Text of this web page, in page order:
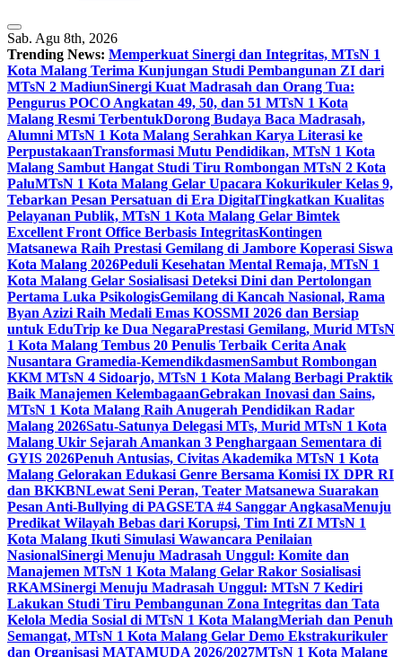
Sab. Agu 8th, 2026
Trending News: Memperkuat Sinergi dan Integritas, MTsN 1
Kota Malang Terima Kunjungan Studi Pembangunan ZI dari
MTsN 2 MadiunSinergi Kuat Madrasah dan Orang Tua:
Pengurus POCO Angkatan 49, 50, dan 51 MTsN 1 Kota
Malang Resmi TerbentukDorong Budaya Baca Madrasah,
Alumni MTsN 1 Kota Malang Serahkan Karya Literasi ke
PerpustakaanTransformasi Mutu Pendidikan, MTsN 1 Kota
Malang Sambut Hangat Studi Tiru Rombongan MTsN 2 Kota
PaluMTsN 1 Kota Malang Gelar Upacara Kokurikuler Kelas 9,
Tebarkan Pesan Persatuan di Era DigitalTingkatkan Kualitas
Pelayanan Publik, MTsN 1 Kota Malang Gelar Bimtek
Excellent Front Office Berbasis IntegritasKontingen
Matsanewa Raih Prestasi Gemilang di Jambore Koperasi Siswa
Kota Malang 2026Peduli Kesehatan Mental Remaja, MTsN 1
Kota Malang Gelar Sosialisasi Deteksi Dini dan Pertolongan
Pertama Luka PsikologisGemilang di Kancah Nasional, Rama
Byan Azizi Raih Medali Emas KOSSMI 2026 dan Bersiap
untuk EduTrip ke Dua NegaraPrestasi Gemilang, Murid MTsN
1 Kota Malang Tembus 20 Penulis Terbaik Cerita Anak
Nusantara Gramedia-KemendikdasmenSambut Rombongan
KKM MTsN 4 Sidoarjo, MTsN 1 Kota Malang Berbagi Praktik
Baik Manajemen KelembagaanGebrakan Inovasi dan Sains,
MTsN 1 Kota Malang Raih Anugerah Pendidikan Radar
Malang 2026Satu-Satunya Delegasi MTs, Murid MTsN 1 Kota
Malang Ukir Sejarah Amankan 3 Penghargaan Sementara di
GYIS 2026Penuh Antusias, Civitas Akademika MTsN 1 Kota
Malang Gelorakan Edukasi Genre Bersama Komisi IX DPR RI
dan BKKBNLewat Seni Peran, Teater Matsanewa Suarakan
Pesan Anti-Bullying di PAGSETA #4 Sanggar AngkasaMenuju
Predikat Wilayah Bebas dari Korupsi, Tim Inti ZI MTsN 1
Kota Malang Ikuti Simulasi Wawancara Penilaian
NasionalSinergi Menuju Madrasah Unggul: Komite dan
Manajemen MTsN 1 Kota Malang Gelar Rakor Sosialisasi
RKAMSinergi Menuju Madrasah Unggul: MTsN 7 Kediri
Lakukan Studi Tiru Pembangunan Zona Integritas dan Tata
Kelola Media Sosial di MTsN 1 Kota MalangMeriah dan Penuh
Semangat, MTsN 1 Kota Malang Gelar Demo Ekstrakurikuler
dan Organisasi MATAMUDA 2026/2027MTsN 1 Kota Malang